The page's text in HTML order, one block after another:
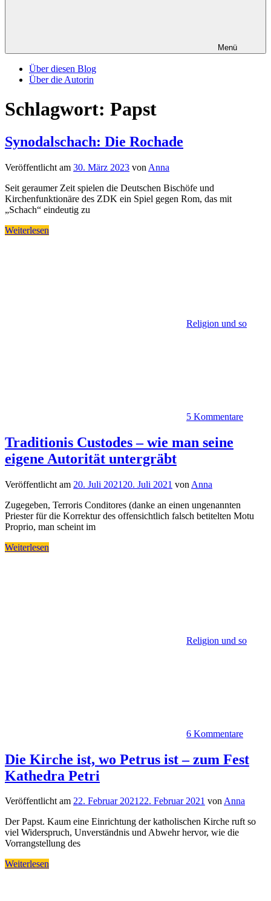
Menü
Über diesen Blog
Über die Autorin
Schlagwort: Papst
Synodalschach: Die Rochade
Veröffentlicht am 30. März 2023 von Anna
Seit geraumer Zeit spielen die Deutschen Bischöfe und
Kirchenfunktionäre des ZDK ein Spiel gegen Rom, das mit
„Schach“ eindeutig zu
Weiterlesen
Religion und so
5 Kommentare
Traditionis Custodes – wie man seine
eigene Autorität untergräbt
Veröffentlicht am 20. Juli 2021 20. Juli 2021 von Anna
Zugegeben, Terroris Conditores (danke an einen ungenannten
Priester für die Korrektur des offensichtlich falsch betitelten Motu
Proprio, man scheint im
Weiterlesen
Religion und so
6 Kommentare
Die Kirche ist, wo Petrus ist – zum Fest
Kathedra Petri
Veröffentlicht am 22. Februar 202122. Februar 2021 vonAnna
Der Papst. Kaum eine Einrichtung der katholischen Kirche ruft so
viel Widerspruch, Unverständnis und Abwehr hervor, wie die
Vorrangstellung des
Weiterlesen